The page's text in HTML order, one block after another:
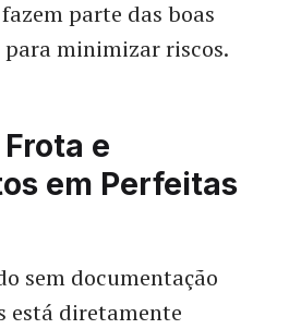
parte das boas
minimizar riscos.
e
em Perfeitas
sem documentação
está diretamente